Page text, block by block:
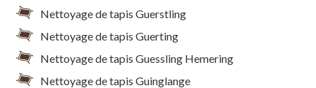
Nettoyage de tapis Guerstling
Nettoyage de tapis Guerting
Nettoyage de tapis Guessling Hemering
Nettoyage de tapis Guinglange